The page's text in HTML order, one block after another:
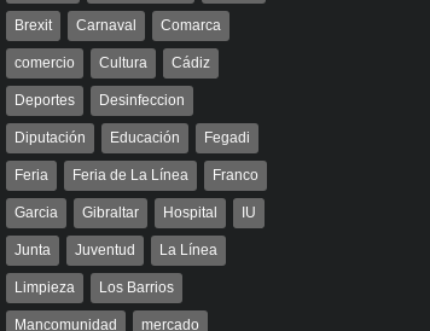
Brexit Carnaval Comarca
comercio Cultura Cádiz
Deportes Desinfeccion
Diputación Educación Fegadi
Feria Feria de La Línea Franco
Garcia Gibraltar Hospital IU
Junta Juventud La Línea
Limpieza Los Barrios
Mancomunidad mercado